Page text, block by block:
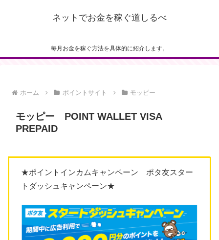
ネットでお金を稼ぐ道しるべ
毎月お金を稼ぐ方法を具体的に紹介します。
ホーム ポイントサイト モッピー
モッピー POINT WALLET VISA
PREPAID
★ポイントインカムキャンペーン ポタ友スター
トダッシュキャンペーン★